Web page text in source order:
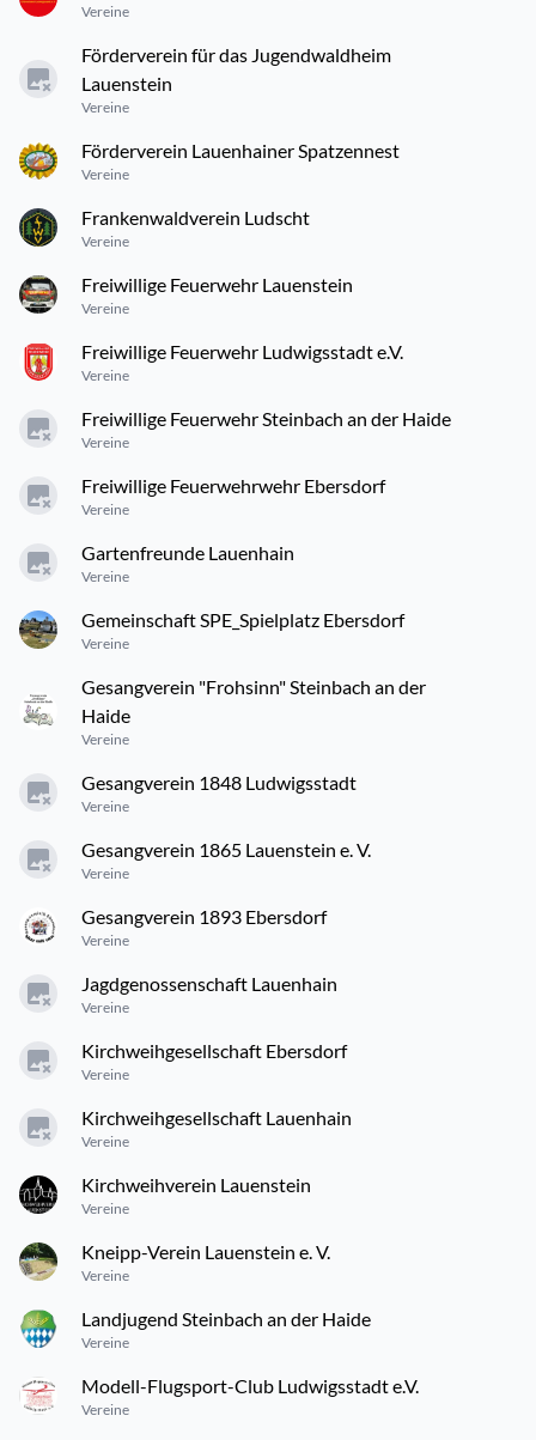
Vereine
Förderverein für das Jugendwaldheim
Lauenstein
Vereine
Förderverein Lauenhainer Spatzennest
Vereine
Frankenwaldverein Ludscht
Vereine
Freiwillige Feuerwehr Lauenstein
Vereine
Freiwillige Feuerwehr Ludwigsstadt e.V.
Vereine
Freiwillige Feuerwehr Steinbach an der Haide
Vereine
Freiwillige Feuerwehrwehr Ebersdorf
Vereine
Gartenfreunde Lauenhain
Vereine
Gemeinschaft SPE_Spielplatz Ebersdorf
Vereine
Gesangverein "Frohsinn" Steinbach an der
Haide
Vereine
Gesangverein 1848 Ludwigsstadt
Vereine
Gesangverein 1865 Lauenstein e. V.
Vereine
Gesangverein 1893 Ebersdorf
Vereine
Jagdgenossenschaft Lauenhain
Vereine
Kirchweihgesellschaft Ebersdorf
Vereine
Kirchweihgesellschaft Lauenhain
Vereine
Kirchweihverein Lauenstein
Vereine
Kneipp-Verein Lauenstein e. V.
Vereine
Landjugend Steinbach an der Haide
Vereine
Modell-Flugsport-Club Ludwigsstadt e.V.
Vereine